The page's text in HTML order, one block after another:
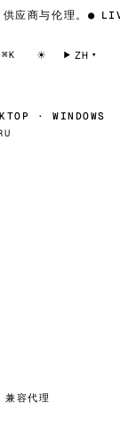
应商与伦理。 ●
⌘K ☀ ZH
· WINDOWS
容代理